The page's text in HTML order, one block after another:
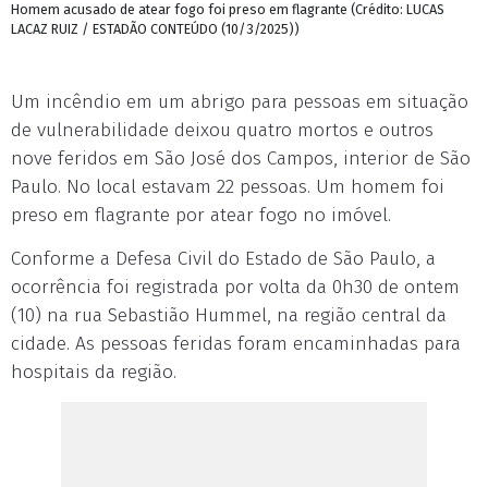
Homem acusado de atear fogo foi preso em flagrante (Crédito: LUCAS
LACAZ RUIZ / ESTADÃO CONTEÚDO (10/3/2025))
Um incêndio em um abrigo para pessoas em situação
de vulnerabilidade deixou quatro mortos e outros
nove feridos em São José dos Campos, interior de São
Paulo. No local estavam 22 pessoas. Um homem foi
preso em flagrante por atear fogo no imóvel.
Conforme a Defesa Civil do Estado de São Paulo, a
ocorrência foi registrada por volta da 0h30 de ontem
(10) na rua Sebastião Hummel, na região central da
cidade. As pessoas feridas foram encaminhadas para
hospitais da região.